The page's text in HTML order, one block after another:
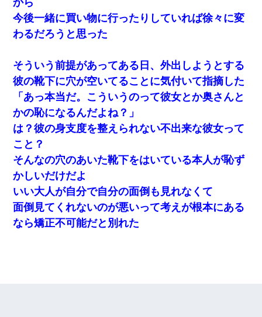
今後一緒に買い物に行ったりしていれば徐々に変
わるだろうと思った
そういう前提があってある日、外出しようとする
彼の靴下に穴が空いてることに気付いて指摘した
「あっ本当だ。こういうのって彼女とか奥さんと
かの恥になるんだよね？」
は？彼の身支度を整えられない不出来な彼女って
こと？
そんなの穴のあいた靴下をはいている本人が恥ず
かしいだけだよ
いい大人が自分で自分の面倒も見れなくて
面倒見てくれないのが悪いって考えが根本にある
なら矯正不可能だと別れた